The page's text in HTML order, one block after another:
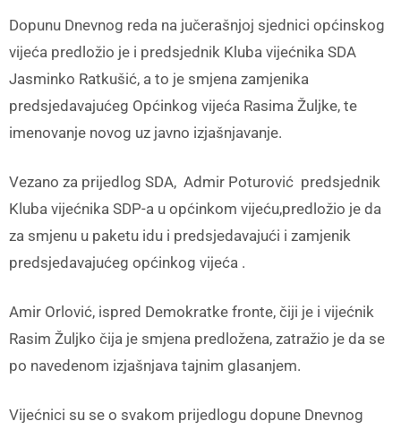
Dopunu Dnevnog reda na jučerašnjoj sjednici općinskog
vijeća predložio je i predsjednik Kluba vijećnika SDA
Jasminko Ratkušić, a to je smjena zamjenika
predsjedavajućeg Općinkog vijeća Rasima Žuljke, te
imenovanje novog uz javno izjašnjavanje.
Vezano za prijedlog SDA, Admir Poturović predsjednik
Kluba vijećnika SDP-a u općinkom vijeću,predložio je da
za smjenu u paketu idu i predsjedavajući i zamjenik
predsjedavajućeg općinkog vijeća .
Amir Orlović, ispred Demokratke fronte, čiji je i vijećnik
Rasim Žuljko čija je smjena predložena, zatražio je da se
po navedenom izjašnjava tajnim glasanjem.
Vijećnici su se o svakom prijedlogu dopune Dnevnog